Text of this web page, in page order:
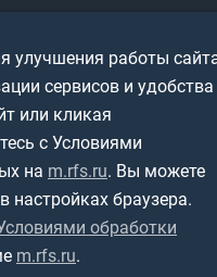
сайта
улучшения работы
сервисов и удобства
или кликая
с Условиями
на m.rfs.ru. Вы можете
настройках браузера.
обработки
m.rfs.ru.